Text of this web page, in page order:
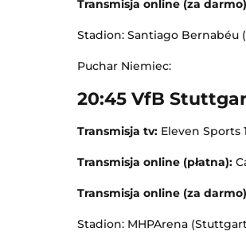
Transmisja online (za
Stadion: Santiago Bernabéu
Puchar Niemiec:
20:45 VfB
Transmisja tv: Eleven Sports 1
Transmisja online (płatna):
Transmisja online (za
Stadion: MHPArena